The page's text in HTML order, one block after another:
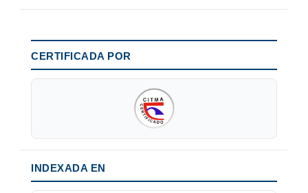
CERTIFICADA POR
INDEXADA EN